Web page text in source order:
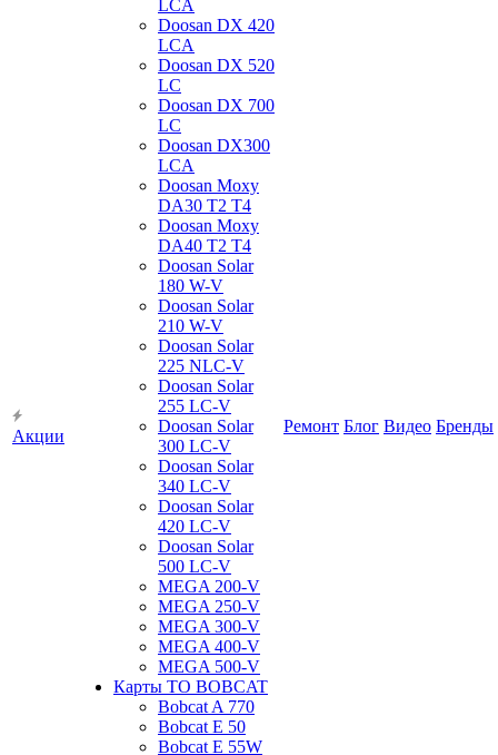
Акции
LCA
Doosan DX 420
LCA
Doosan DX 520
LC
Doosan DX 700
LC
Doosan DX300
LCA
Doosan Moxy
DA30 T2 T4
Doosan Moxy
DA40 T2 T4
Doosan Solar
180 W-V
Doosan Solar
210 W-V
Doosan Solar
225 NLC-V
Doosan Solar
255 LC-V
Doosan Solar
300 LC-V
Doosan Solar
340 LC-V
Doosan Solar
420 LC-V
Doosan Solar
500 LC-V
MEGA 200-V
MEGA 250-V
MEGA 300-V
MEGA 400-V
MEGA 500-V
Карты ТО BOBCAT
Bobcat A 770
Bobcat E 50
Bobcat E 55W
Ремонт Блог Видео Бренды